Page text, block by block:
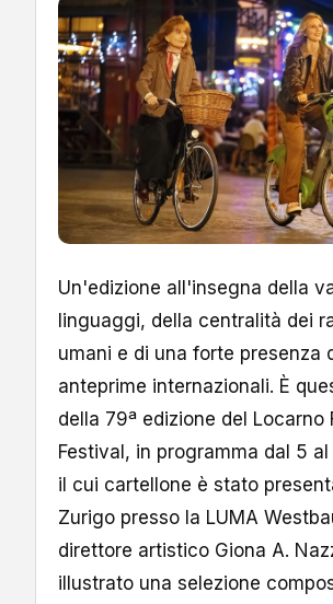
Un'edizione all'insegna della
linguaggi, della centralità dei
umani e di una forte presenza
anteprime internazionali. È
della 79ª edizione del Locarno
Festival, in programma dal 5
il cui cartellone è stato
Zurigo presso la LUMA
direttore artistico Giona A.
illustrato una selezione